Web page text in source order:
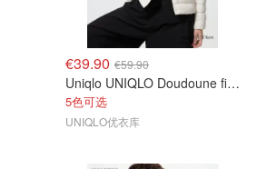
€39.90 €59.90
Uniqlo UNIQLO Doudoune fine compacte 女士羽绒服
5色可选
UNIQLO优衣库